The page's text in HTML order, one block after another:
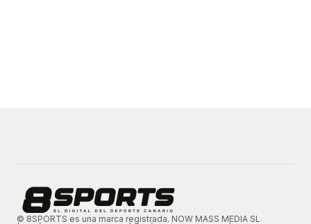
© 8SPORTS es una marca registrada. NOW MASS MEDIA SL